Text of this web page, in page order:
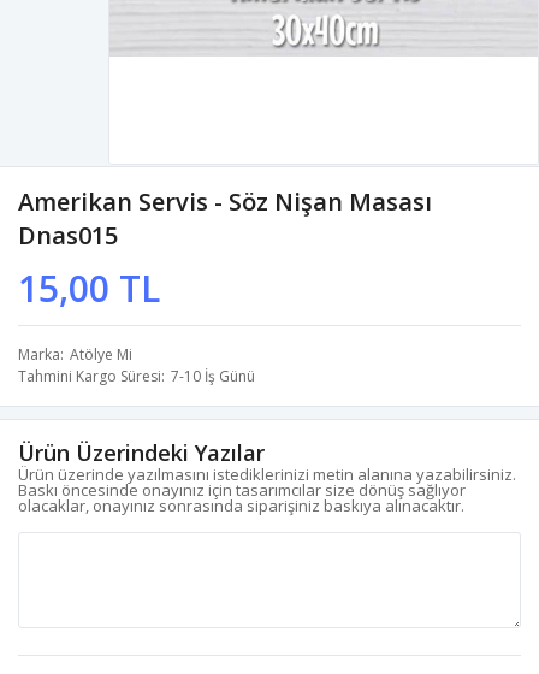
Amerikan Servis - Söz Nişan Masası
Dnas015
15,00 TL
Marka Atölye Mi
Tahmini Kargo Süresi 7-10 İş Günü
Ürün Üzerindeki Yazılar
Ürün üzerinde yazılmasını istediklerinizi metin alanına yazabilirsiniz.
Baskı öncesinde onayınız için tasarımcılar size dönüş sağlıyor
olacaklar, onayınız sonrasında siparişiniz baskıya alınacaktır.